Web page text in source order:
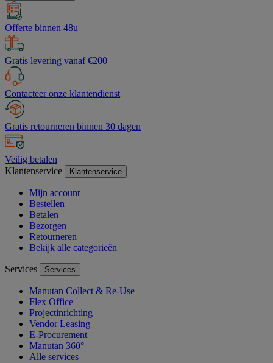
Offerte binnen 48u
Gratis levering vanaf €200
Contacteer onze klantendienst
Gratis retourneren binnen 30 dagen
Veilig betalen
Klantenservice
Klantenservice
Mijn account
Bestellen
Betalen
Bezorgen
Retourneren
Bekijk alle categorieën
Services Services
Manutan Collect & Re-Use
Flex Office
Projectinrichting
Vendor Leasing
E-Procurement
Manutan 360°
Alle services